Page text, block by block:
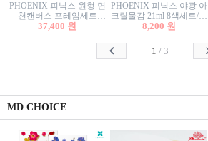
PHOENIX 피닉스 원형 면
천캔버스 프레임세트
40cm/원형캔버스/플로팅
37,400 원
PHOENIX 피닉스 야광 아
크릴물감 21ml 8색세트/야
광물감
8,200 원
1 / 3
MD CHOICE